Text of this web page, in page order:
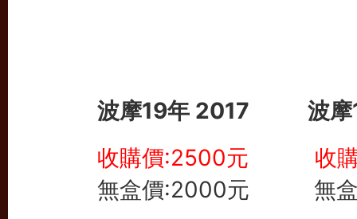
波摩19年 2017
波
收購價:2500元
無盒價:2000元
收
無